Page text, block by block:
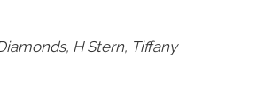
, H Stern, Tiffany